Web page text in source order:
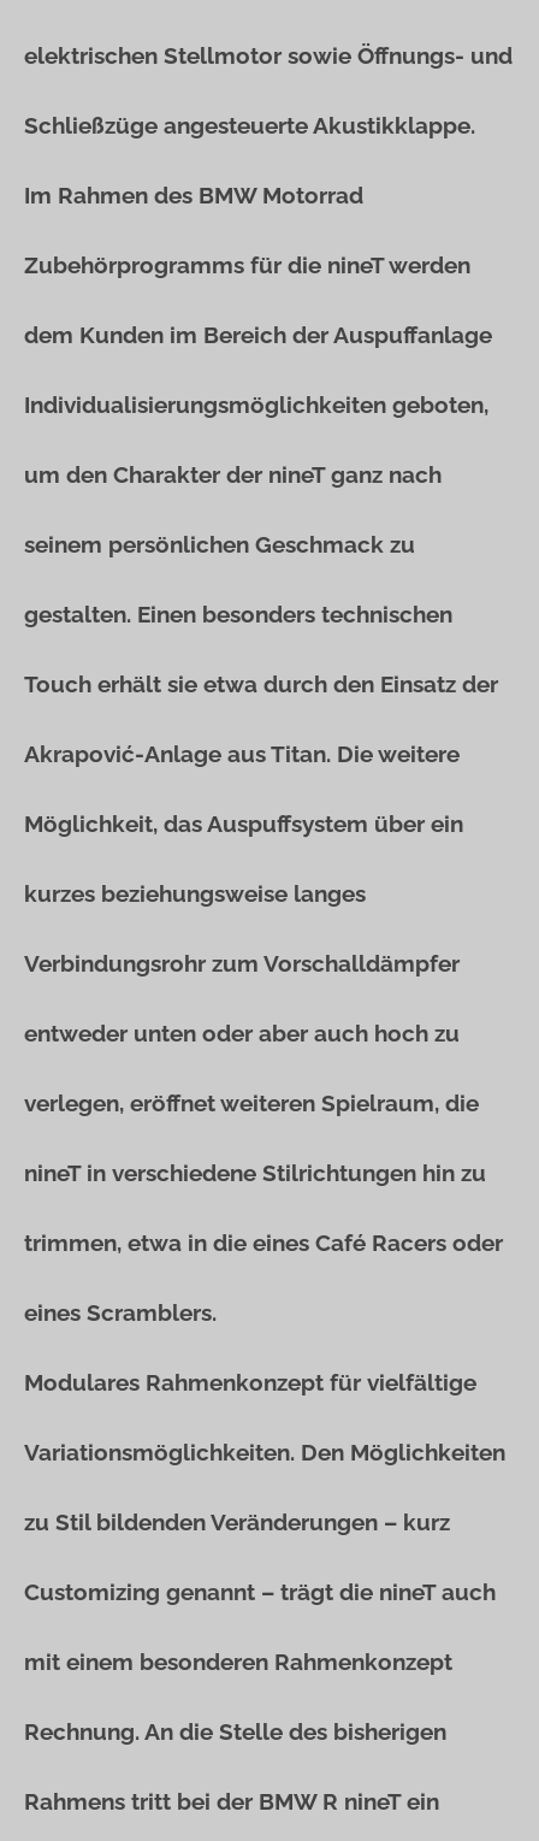
elektrischen Stellmotor sowie Öffnungs- und
Schließzüge angesteuerte Akustikklappe.
Im Rahmen des BMW Motorrad
Zubehörprogramms für die nineT werden
dem Kunden im Bereich der Auspuffanlage
Individualisierungsmöglichkeiten geboten,
um den Charakter der nineT ganz nach
seinem persönlichen Geschmack zu
gestalten. Einen besonders technischen
Touch erhält sie etwa durch den Einsatz der
Akrapović-Anlage aus Titan. Die weitere
Möglichkeit, das Auspuffsystem über ein
kurzes beziehungsweise langes
Verbindungsrohr zum Vorschalldämpfer
entweder unten oder aber auch hoch zu
verlegen, eröffnet weiteren Spielraum, die
nineT in verschiedene Stilrichtungen hin zu
trimmen, etwa in die eines Café Racers oder
eines Scramblers.
Modulares Rahmenkonzept für vielfältige
Variationsmöglichkeiten. Den Möglichkeiten
zu Stil bildenden Veränderungen – kurz
Customizing genannt – trägt die nineT auch
mit einem besonderen Rahmenkonzept
Rechnung. An die Stelle des bisherigen
Rahmens tritt bei der BMW R nineT ein